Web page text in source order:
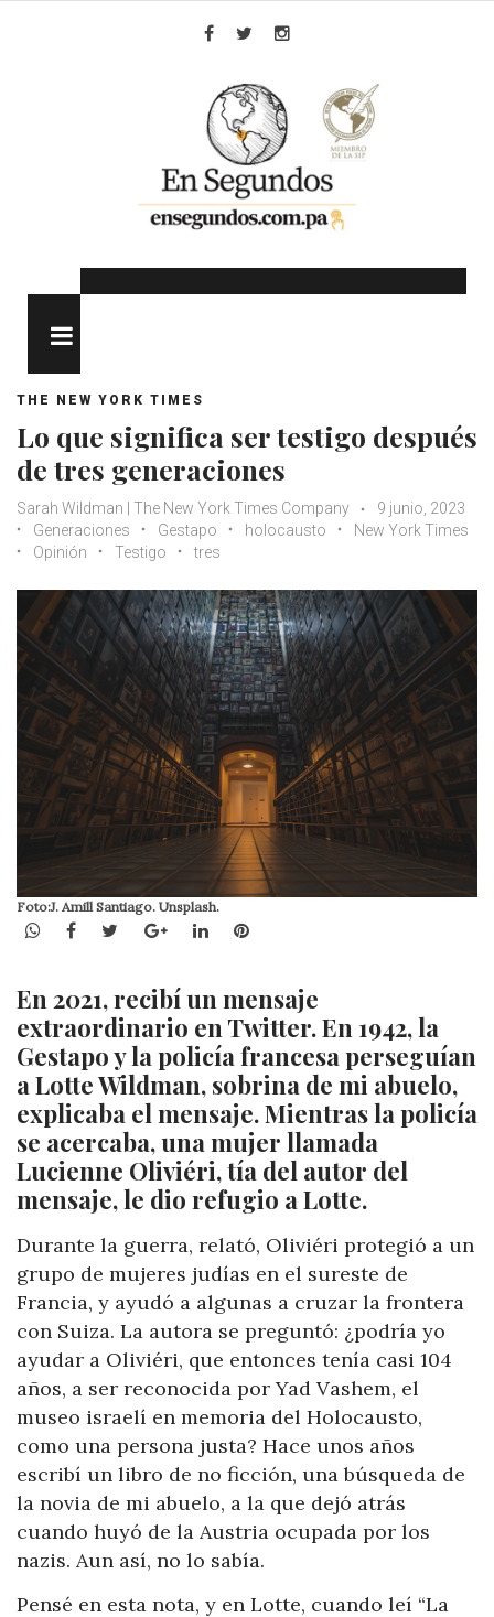
THE NEW YORK TIMES
Lo que significa ser testigo después
de tres generaciones
Sarah Wildman | The New York Times Company
9 junio, 2023
Generaciones
Gestapo holocausto
New York Times
Opinión
Testigo tres
Foto:J. Amill Santiago. Unsplash.
WhatsApp
Facebook
TwitterGoogle+LinkedInPinterest
En 2021, recibí un mensaje
extraordinario en Twitter. En 1942, la
Gestapo y la policía francesa perseguían
a Lotte Wildman, sobrina de mi abuelo,
explicaba el mensaje. Mientras la policía
se acercaba, una mujer llamada
Lucienne Oliviéri, tía del autor del
mensaje, le dio refugio a Lotte.
Durante la guerra, relató, Oliviéri protegió a un
grupo de mujeres judías en el sureste de
Francia, y ayudó a algunas a cruzar la frontera
con Suiza. La autora se preguntó: ¿podría yo
ayudar a Oliviéri, que entonces tenía casi 104
años, a ser reconocida por Yad Vashem, el
museo israelí en memoria del Holocausto,
como una persona justa? Hace unos años
escribí un libro de no ficción, una búsqueda de
la novia de mi abuelo, a la que dejó atrás
cuando huyó de la Austria ocupada por los
nazis. Aun así, no lo sabía.
Pensé en esta nota, y en Lotte, cuando leí “La